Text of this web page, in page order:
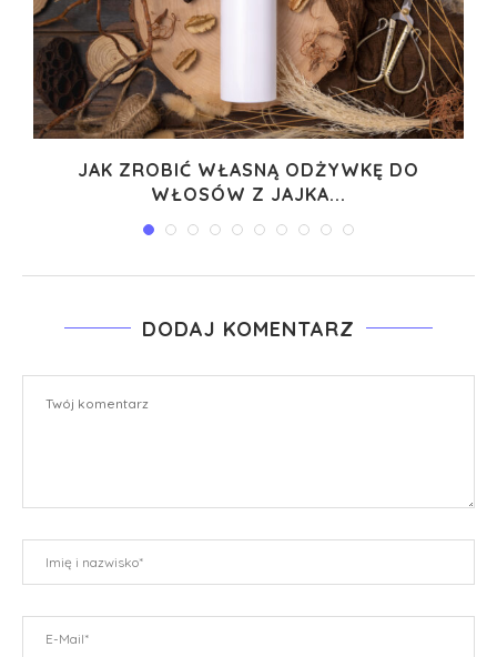
JAK ZROBIĆ WŁASNĄ ODŻYWKĘ DO
WŁOSÓW Z JAJKA...
DODAJ KOMENTARZ